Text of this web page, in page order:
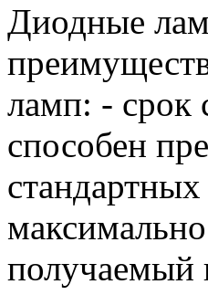
Диодные
ламп: - срок
способен
получаемый